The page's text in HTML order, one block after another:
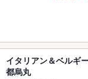
イタリアン＆ベルギ
都烏丸